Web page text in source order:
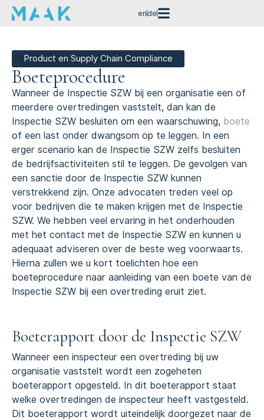
en de
Product en Supply Chain Compliance
Boeteprocedure
Wanneer de Inspectie SZW bij een organisatie een of
meerdere overtredingen vaststelt, dan kan de
Inspectie SZW besluiten om een waarschuwing, boete
of een last onder dwangsom op te leggen. In een
erger scenario kan de Inspectie SZW zelfs besluiten
de bedrijfsactiviteiten stil te leggen. De gevolgen van
een sanctie door de Inspectie SZW kunnen
verstrekkend zijn. Onze advocaten treden veel op
voor bedrijven die te maken krijgen met de Inspectie
SZW. We hebben veel ervaring in het onderhouden
met het contact met de Inspectie SZW en kunnen u
adequaat adviseren over de beste weg voorwaarts.
Hierna zullen we u kort toelichten hoe een
boeteprocedure naar aanleiding van een boete van de
Inspectie SZW bij een overtreding eruit ziet.
Boeterapport door de Inspectie SZW
Wanneer een inspecteur een overtreding bij uw
organisatie vaststelt wordt een zogeheten
boeterapport opgesteld. In dit boeterapport staat
welke overtredingen de inspecteur heeft vastgesteld.
Dit boeterapport wordt uiteindelijk doorgezet naar de